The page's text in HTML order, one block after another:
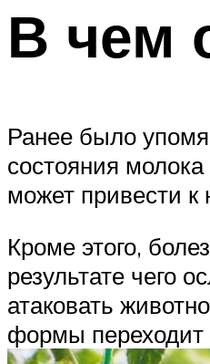
В чем
Ранее было
состояния
может привести к
Кроме этого,
результате чего
атаковать
формы переходит